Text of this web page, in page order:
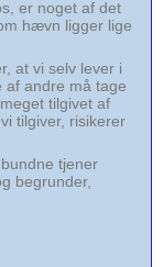
er noget af det
hævn ligger lige
at vi selv lever i
af andre må tage
tilgivet af
tilgiver, risikerer
tjener
begrunder,